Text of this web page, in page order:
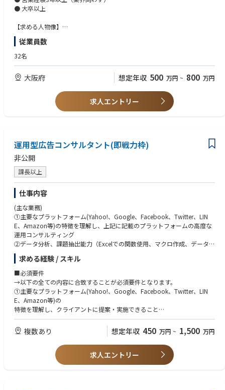
前年比110％の成長率を維持しており、安定した成長を維持しています。
があり、これからも市場拡大のスピードを落とすことなく、業界をリード
私たちは、エムスリー社が持つ医師ネットワーク32万人超と連携し、40社
以上の製薬企業・医療機器メーカーにWebプロモーションサービスを提供
しています。
例えば、メディア代理店サービス「3rd one（サードワン）」を軸とし
て、年間3,000件のWebプロモーションに携わり、1,500件超のWebセミ
製薬企業を中心とするクライアントの多くが抱える課題は、「医療従事者
に製品情報や疾患情報を正確にわかりやすい情報で届ける」ということ。
想定視聴者層や予算に応じてWebセミナー・コンテンツ配信・バナー出稿
などの最適な施策を設計・提案します。
近年では、医師や薬剤師など専門職の学びや情報収集の形が変化する中
で、Webセミナーの実施数が急増しており、コンテンツ配信によるデリバ
リー案件も拡大しています。
今回募集するイベントディレクターは、こうした案件を受注した後のデリ
バリー工程を担うポジションです。
セミナー配信やコンテンツ公開に向けて、クライアント・登壇医師・社内
チームと連携しながら進行をリードし、円滑な運営を支えていただきま
す。
入社後にしっかりキャッチアップできる体制を整えているので、業界未経
験でも問題ありません。
「地方の医師が、東京の最先端医療にアクセスできる」 、「製薬企業が、
全国の医師に新薬情報を届けられる」、「若手医師が、名医の知見をリア
ルタイムで学べる」オンラインを活用し、医療格差をなくす。 それが私た
ちのミッションです。
医師・製薬企業・学術団体をつなぐ架け橋として、私たちと一緒に「医療
格差のない社会の実現」に挑戦してくれる仲間を本気で探しています。
少しでもご興味をお持ちいただけましたら、ぜひお気軽にご応募くださ
い。
大手製薬企業・医療機器メーカー・学会などを中心に、医師向けWEBセミ
ナー（講演会）の運用業務をお任せします。
● 大卒以上
【求める人物像】
● 営業経験を活かしながら、社会的意義のある領域で新たな挑戦をしたい
方
● クライアントや社内外メンバーと協調して仕事を進められる方
【こんな方におすすめ】
● これまでに培った「提案・調整・関係構築力」を新しい分野で活かした
● 自分の仕事が“誰かの役に立っている”実感を得たい方
従業員数
32名
大阪府 想定年収 500 万円 ~ 800 万円
求人エントリー
運用型広告コンサルタント(即戦力枠)
非公開
課長以上
仕事内容
(主な業務)
①主要なプラットフォーム(Yahoo!、Google、Facebook、Twitter、LIN
E、Amazon等)の特徴を理解し、上記に記載のプラットフォームの高度な
運用コンサルティング
②データ分析、課題抽出能力（Excelでの関数使用、マクロ作成、データ解
析、Googleアナリスティクスでの分析は必須)
③プレゼンテーション能力/企画書作成能力
④自身で運用コンサルティングを行うだけでなく、社内外のスタッフをデ
ィレクションし、提案/運用を遂行を行う。
求める経験 / スキル
■必須要件
→以下の全ての内容に合致することが必須要件となります。
①主要なプラットフォーム(Yahoo!、Google、Facebook、Twitter、LIN
E、Amazon等)の
特徴を理解し、クライアントに提案・実施できること
②特定の領域での深い経験(エキスパート)
－特定のメディア(SEM領域、ソーシャルメディア領域）に特化した運
用/コンサルティングができる
③プラットフォーマー各社の広告アルゴリズム、管理画面に関する知識
④クライアントのフロント窓口としてクライアント課題を把握、提案、報
告が行えるコミュニケーション力
複数あり 想定年収 450 万円 ~ 1,500 万円
求人エントリー